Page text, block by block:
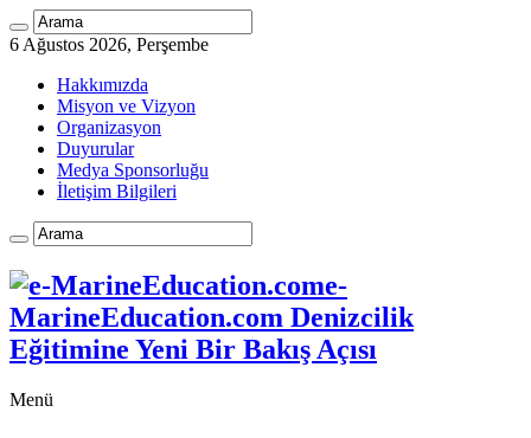
6 Ağustos 2026, Perşembe
Hakkımızda
Misyon ve Vizyon
Organizasyon
Duyurular
Medya Sponsorluğu
İletişim Bilgileri
e-
MarineEducation.com Denizcilik
Eğitimine Yeni Bir Bakış Açısı
Menü